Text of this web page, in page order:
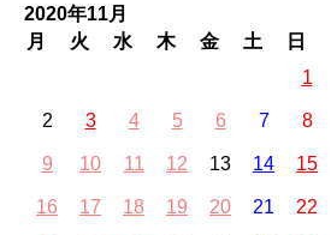
2020年11月
月
火 水 木 金 土
日
1
2 3 4 5 6 7 8
9 10 11 12 13 14 15
16 17 18 19 20 21 22